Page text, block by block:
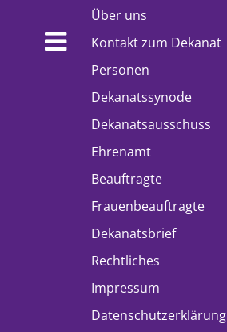
Über uns
Kontakt zum Dekanat
Personen
Dekanatssynode
Dekanatsausschuss
Ehrenamt
Beauftragte
Frauenbeauftragte
Dekanatsbrief
Rechtliches
Impressum
Datenschutzerklärung